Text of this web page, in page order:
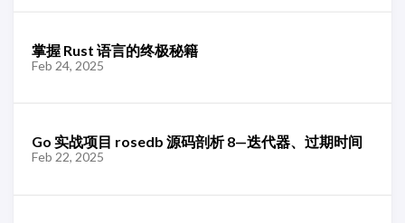
掌握 Rust 语言的终极秘籍
Feb 24, 2025
Go 实战项目 rosedb 源码剖析 8—迭代器、过期时间
Feb 22, 2025